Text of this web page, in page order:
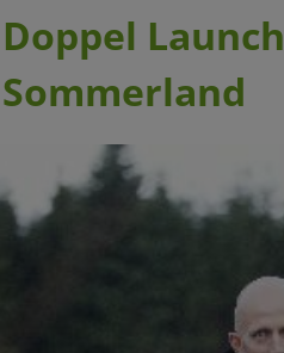
Doppel
Sommerland